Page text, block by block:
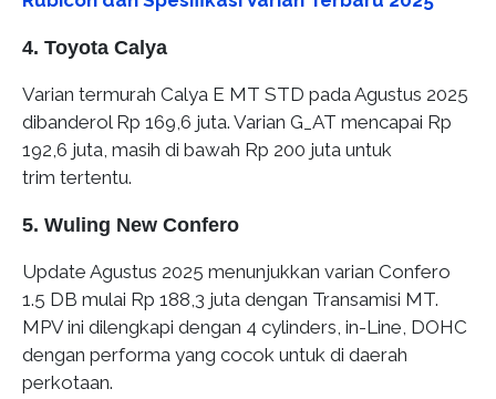
4. Toyota Calya
Varian termurah Calya E MT STD pada Agustus 2025
dibanderol Rp 169,6 juta. Varian G_AT mencapai Rp
192,6 juta, masih di bawah Rp 200 juta untuk
trim tertentu.
5. Wuling New Confero
Update Agustus 2025 menunjukkan varian Confero
1.5 DB mulai Rp 188,3 juta dengan Transamisi MT.
MPV ini dilengkapi dengan 4 cylinders, in-Line, DOHC
dengan performa yang cocok untuk di daerah
perkotaan.